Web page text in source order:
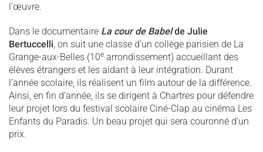
l’œuvre.
Dans le documentaire La cour de Babelde Julie
Bertuccelli , on suit une classe d’un collège parisien de La
Grange-aux-Belles (10e arrondissement) accueillant des
élèves étrangers et les aidant à leur intégration. Durant
l’année scolaire, ils réalisent un film autour de la différence.
Ainsi, en fin d’année, ils se dirigent à Chartres pour défendre
leur projet lors du festival scolaire Ciné-Clap au cinéma Les
Enfants du Paradis. Un beau projet qui sera couronné d’un
prix.